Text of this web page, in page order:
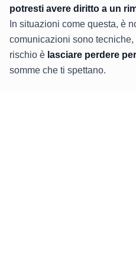
potresti avere diritto a un
In situazioni come questa, è
comunicazioni sono tecniche,
rischio è lasciare perdere
somme che ti spettano.